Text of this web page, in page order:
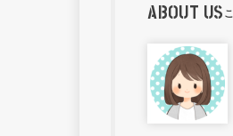
ABOUT US